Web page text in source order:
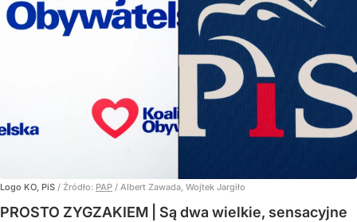
Logo KO, PiS / Źródło: PAP / Albert Zawada, Wojtek Jargiło
PROSTO ZYGZAKIEM | Są dwa wielkie, sensacyjne